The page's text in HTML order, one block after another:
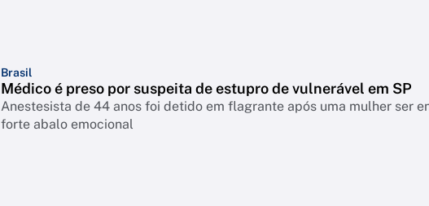
Brasil
Médico é preso por suspeita de estupro de vulnerável em SP
Anestesista de 44 anos foi detido em flagrante após uma mulher ser
forte abalo emocional